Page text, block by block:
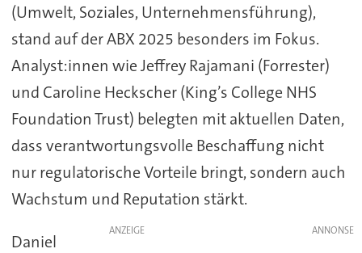
(Umwelt, Soziales, Unternehmensführung),
stand auf der ABX 2025 besonders im Fokus.
Analyst:innen wie Jeffrey Rajamani (Forrester)
und Caroline Heckscher (King’s College NHS
Foundation Trust) belegten mit aktuellen Daten,
dass verantwortungsvolle Beschaffung nicht
nur regulatorische Vorteile bringt, sondern auch
Wachstum und Reputation stärkt.
ANZEIGE
Daniel